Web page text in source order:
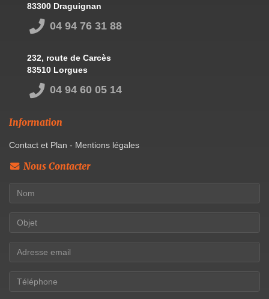
83300 Draguignan
04 94 76 31 88
232, route de Carcès
83510 Lorgues
04 94 60 05 14
Information
Contact et Plan - Mentions légales
Nous Contacter